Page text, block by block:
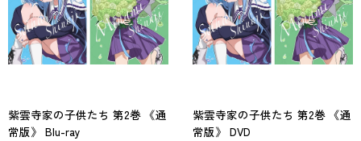
紫雲寺家の子供たち 第2巻 《通
常版》 Blu-ray
紫雲寺家の子供たち 第2巻 《通
常版》 DVD